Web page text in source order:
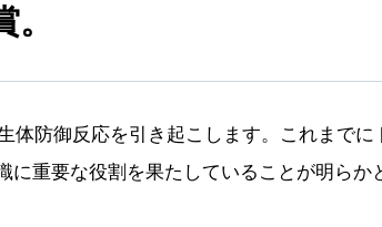
体防御反応を引き起こします。これまでに
重要な役割を果たしていることが明らか